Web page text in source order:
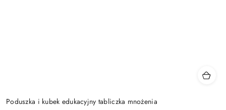
Poduszka i kubek edukacyjny tabliczka mnożenia